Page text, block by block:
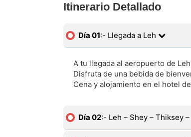
Itinerario Detallado
Día 01:- Llegada a Leh
A tu llegada al aeropuerto de
Disfruta de una bebida de
Cena y alojamiento en el hotel
Día 02:- Leh – Shey – Thiksey